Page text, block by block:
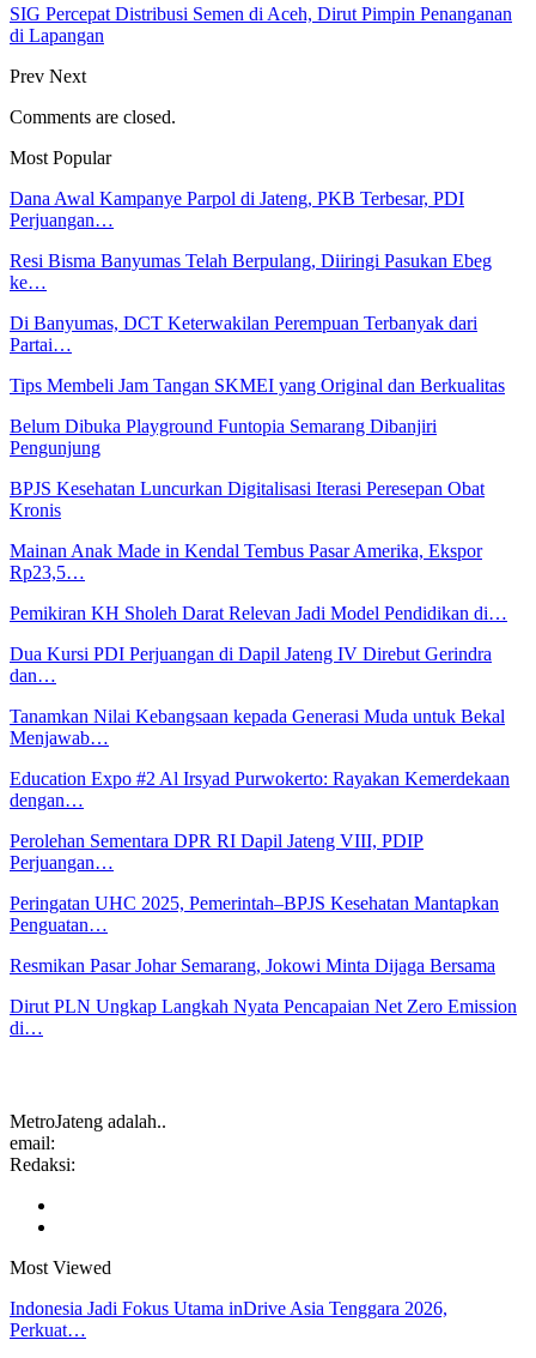
SIG Percepat Distribusi Semen di Aceh, Dirut Pimpin Penanganan
di Lapangan
Prev Next
Comments are closed.
Most Popular
Dana Awal Kampanye Parpol di Jateng, PKB Terbesar, PDI
Perjuangan…
Resi Bisma Banyumas Telah Berpulang, Diiringi Pasukan Ebeg
ke…
Di Banyumas, DCT Keterwakilan Perempuan Terbanyak dari
Partai…
Tips Membeli Jam Tangan SKMEI yang Original dan Berkualitas
Belum Dibuka Playground Funtopia Semarang Dibanjiri
Pengunjung
BPJS Kesehatan Luncurkan Digitalisasi Iterasi Peresepan Obat
Kronis
Mainan Anak Made in Kendal Tembus Pasar Amerika, Ekspor
Rp23,5…
Pemikiran KH Sholeh Darat Relevan Jadi Model Pendidikan di…
Dua Kursi PDI Perjuangan di Dapil Jateng IV Direbut Gerindra
dan…
Tanamkan Nilai Kebangsaan kepada Generasi Muda untuk Bekal
Menjawab…
Education Expo #2 Al Irsyad Purwokerto: Rayakan Kemerdekaan
dengan…
Perolehan Sementara DPR RI Dapil Jateng VIII, PDIP
Perjuangan…
Peringatan UHC 2025, Pemerintah–BPJS Kesehatan Mantapkan
Penguatan…
Resmikan Pasar Johar Semarang, Jokowi Minta Dijaga Bersama
Dirut PLN Ungkap Langkah Nyata Pencapaian Net Zero Emission
di…
MetroJateng adalah..
email:
Redaksi:
Most Viewed
Indonesia Jadi Fokus Utama inDrive Asia Tenggara 2026,
Perkuat…